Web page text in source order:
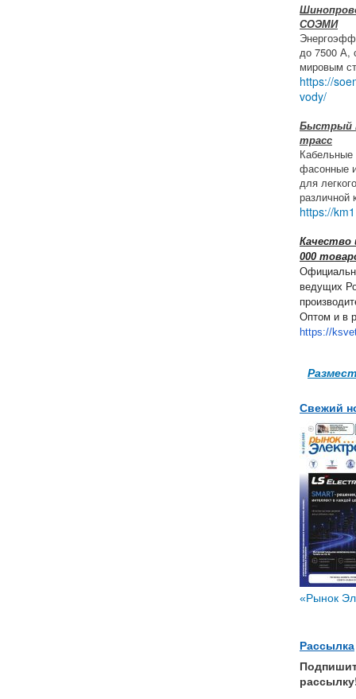
СОЭМИ
до 7500 А,
мировым
https://
vody/
Быстрый
трасс
Кабельные
фасонные
для
различной
https://
Качество
000
ведущих
Оптом и в
https://
Свежий
«Рынок
Рассылка